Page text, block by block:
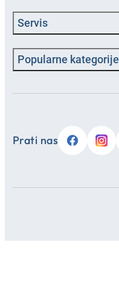
Servis
Popularne kategorije
Prati nas